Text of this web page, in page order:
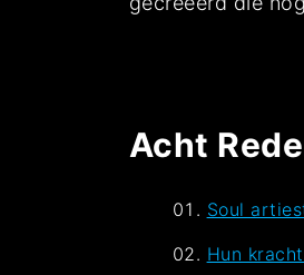
Acht
Soul
Hun